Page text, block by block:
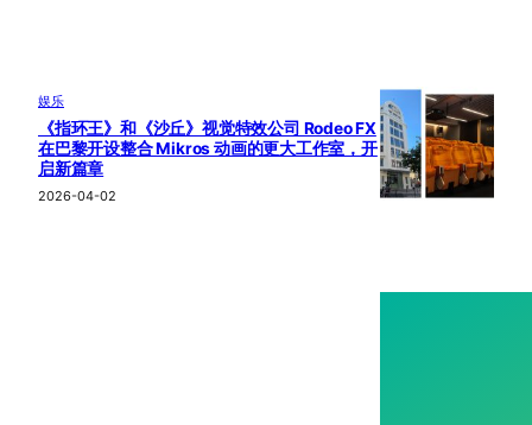
娱乐
《指环王》和《沙丘》视觉特效公司 Rodeo FX
在巴黎开设整合 Mikros 动画的更大工作室，开
启新篇章
2026-04-02